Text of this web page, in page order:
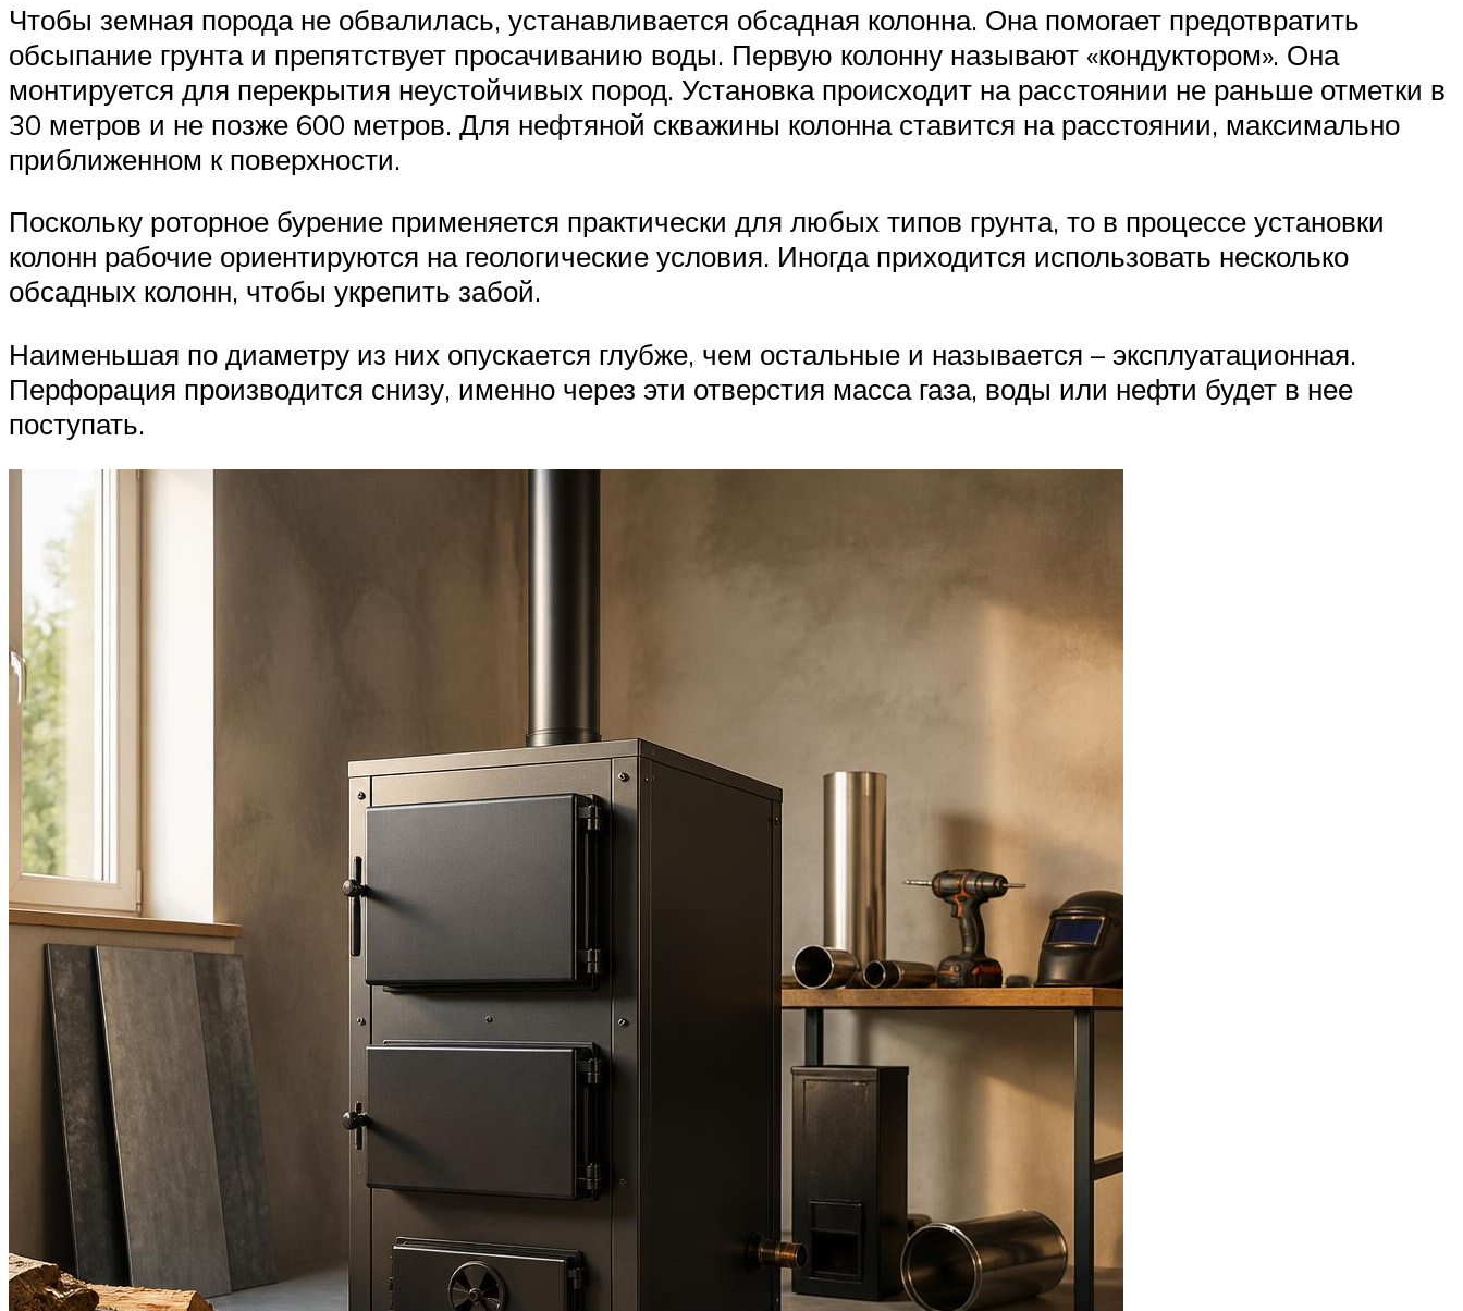
Чтобы земная порода не обвалилась, устанавливается обсадная колонна. Она помогает предотвратить
обсыпание грунта и препятствует просачиванию воды. Первую колонну называют «кондуктором». Она
монтируется для перекрытия неустойчивых пород. Установка происходит на расстоянии не раньше отметки в
30 метров и не позже 600 метров. Для нефтяной скважины колонна ставится на расстоянии, максимально
приближенном к поверхности.
Поскольку роторное бурение применяется практически для любых типов грунта, то в процессе установки
колонн рабочие ориентируются на геологические условия. Иногда приходится использовать несколько
обсадных колонн, чтобы укрепить забой.
Наименьшая по диаметру из них опускается глубже, чем остальные и называется – эксплуатационная.
Перфорация производится снизу, именно через эти отверстия масса газа, воды или нефти будет в нее
поступать.